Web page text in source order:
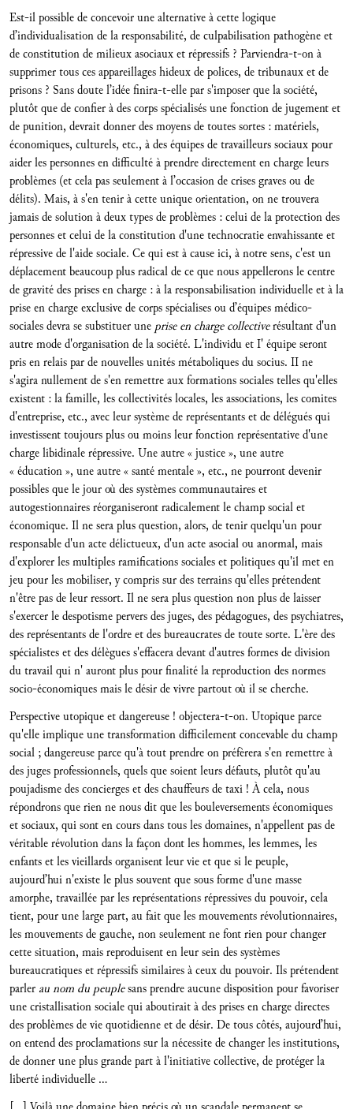
Est-il possible de concevoir une alternative à cette logique
d’individualisation de la responsabilité, de culpabilisation pathogène et
de constitution de milieux asociaux et répressifs ? Parviendra-t-on à
supprimer tous ces appareillages hideux de polices, de tribunaux et de
prisons ? Sans doute l’idée finira-t-elle par s'imposer que la société,
plutôt que de confier à des corps spécialisés une fonction de jugement et
de punition, devrait donner des moyens de toutes sortes : matériels,
économiques, culturels, etc., à des équipes de travailleurs sociaux pour
aider les personnes en difficulté à prendre directement en charge leurs
problèmes (et cela pas seulement à l’occasion de crises graves ou de
délits). Mais, à s'en tenir à cette unique orientation, on ne trouvera
jamais de solution à deux types de problèmes : celui de la protection des
personnes et celui de la constitution d'une technocratie envahissante et
répressive de l'aide sociale. Ce qui est à cause ici, à notre sens, c'est un
déplacement beaucoup plus radical de ce que nous appellerons le centre
de gravité des prises en charge : à la responsabilisation individuelle et à la
prise en charge exclusive de corps spécialises ou d’équipes médico-
sociales devra se substituer une prise en charge collectiverésultant d'un
autre mode d'organisation de la société. L'individu et I' équipe seront
pris en relais par de nouvelles unités métaboliques du socius. II ne
s'agira nullement de s'en remettre aux formations sociales telles qu'elles
existent : la famille, les collectivités locales, les associations, les comites
d'entreprise, etc., avec leur système de représentants et de délégués qui
investissent toujours plus ou moins leur fonction représentative d'une
charge libidinale répressive. Une autre « justice », une autre
« éducation », une autre « santé mentale », etc., ne pourront devenir
possibles que le jour où des systèmes communautaires et
autogestionnaires réorganiseront radicalement le champ social et
économique. Il ne sera plus question, alors, de tenir quelqu'un pour
responsable d'un acte délictueux, d'un acte asocial ou anormal, mais
d'explorer les multiples ramifications sociales et politiques qu'il met en
jeu pour les mobiliser, y compris sur des terrains qu'elles prétendent
n'être pas de leur ressort. Il ne sera plus question non plus de laisser
s'exercer le despotisme pervers des juges, des pédagogues, des psychiatres,
des représentants de l'ordre et des bureaucrates de toute sorte. L'ère des
spécialistes et des délègues s'effacera devant d'autres formes de division
du travail qui n' auront plus pour finalité la reproduction des normes
socio-économiques mais le désir de vivre partout où il se cherche.
Perspective utopique et dangereuse ! objectera-t-on. Utopique parce
qu'elle implique une transformation difficilement concevable du champ
social ; dangereuse parce qu'à tout prendre on préfèrera s'en remettre à
des juges professionnels, quels que soient leurs défauts, plutôt qu'au
poujadisme des concierges et des chauffeurs de taxi ! À cela, nous
répondrons que rien ne nous dit que les bouleversements économiques
et sociaux, qui sont en cours dans tous les domaines, n'appellent pas de
véritable révolution dans la façon dont les hommes, les lemmes, les
enfants et les vieillards organisent leur vie et que si le peuple,
aujourd’hui n'existe le plus souvent que sous forme d'une masse
amorphe, travaillée par les représentations répressives du pouvoir, cela
tient, pour une large part, au fait que les mouvements révolutionnaires,
les mouvements de gauche, non seulement ne font rien pour changer
cette situation, mais reproduisent en leur sein des systèmes
bureaucratiques et répressifs similaires à ceux du pouvoir. Ils prétendent
parler au nom du peuplesans prendre aucune disposition pour favoriser
une cristallisation sociale qui aboutirait à des prises en charge directes
des problèmes de vie quotidienne et de désir. De tous côtés, aujourd’hui,
on entend des proclamations sur la nécessite de changer les institutions,
de donner une plus grande part à l'initiative collective, de protéger la
liberté individuelle …